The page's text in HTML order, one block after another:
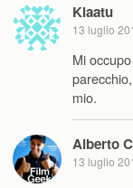
Klaatu
13 luglio
Mi
mio.
Alberto
13 luglio